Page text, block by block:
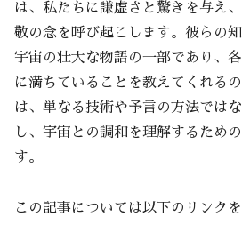
は、私たちに謙虚さと驚きを与え
敬の念を呼び起こします。彼らの
宇宙の壮大な物語の一部であり、
に満ちていることを教えてくれる
は、単なる技術や予言の方法では
し、宇宙との調和を理解するため
す。
この記事については以下のリンク